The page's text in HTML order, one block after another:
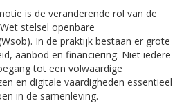
is de veranderende rol van de
stelsel openbare
In de praktijk bestaan er grote
aanbod en financiering. Niet iedere
tot een volwaardige
en digitale vaardigheden essentieel
in de samenleving.